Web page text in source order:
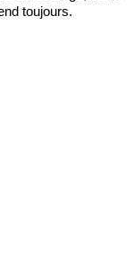
toujours.